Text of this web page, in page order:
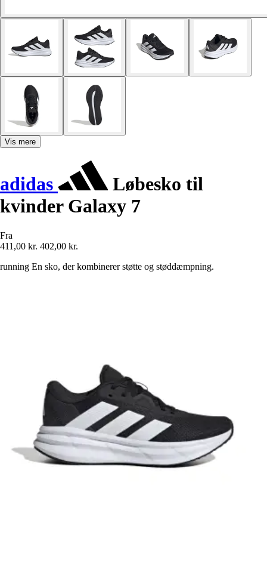
Vis mere
adidas
Løbesko til
kvinder Galaxy 7
Fra
411,00 kr. 402,00 kr.
running En sko, der kombinerer støtte og støddæmpning.